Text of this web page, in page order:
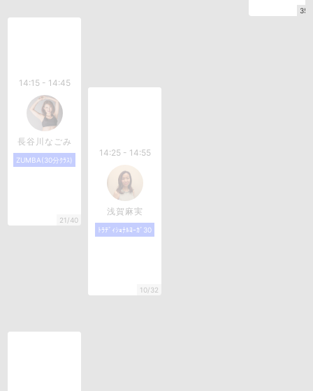
14:15 - 14:45
長谷川なごみ
ZUMBA(30分ｸﾗｽ)
21/40
14:25 - 14:55
浅賀麻実
ﾄﾗﾃﾞｨｼｮﾅﾙﾖｰｶﾞ30
10/32
35/